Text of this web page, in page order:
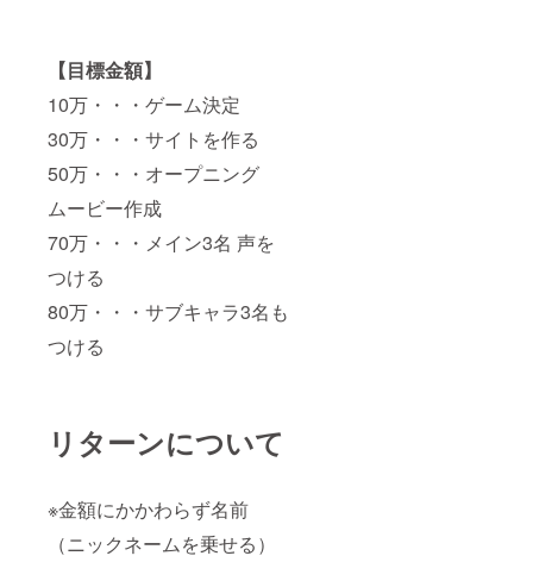
【目標金額】
10万・・・ゲーム決定
30万・・・サイトを作る
50万・・・オープニング
ムービー作成
70万・・・メイン3名 声を
つける
80万・・・サブキャラ3名も
つける
リターンについて
※金額にかかわらず名前
（ニックネームを乗せる）